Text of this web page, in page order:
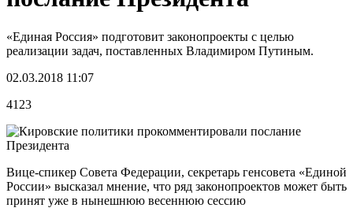
«Единая Россия» подготовит законопроекты с целью
реализации задач, поставленных Владимиром Путиным.
02.03.2018 11:07
4123
Вице-спикер Совета Федерации, секретарь генсовета «Единой
России» высказал мнение, что ряд законопроектов может быть
принят уже в нынешнюю весеннюю сессию